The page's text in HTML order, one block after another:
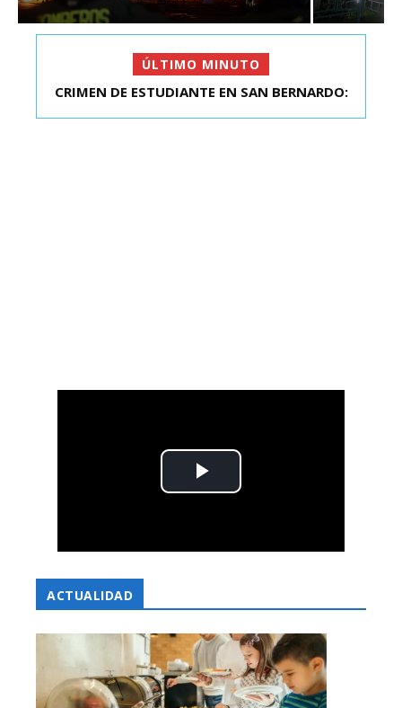
ÚLTIMO MINUTO
FIESTA EN EL MONUMENTAL: LA
ACTUALIDAD